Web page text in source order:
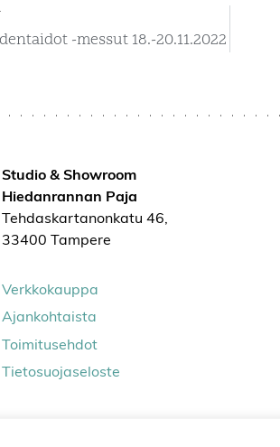
-messut 18.-20.11.2022
Studio & Showroom
Hiedanrannan Paja
Tehdaskartanonkatu 46,
33400 Tampere
Verkkokauppa
Ajankohtaista
Toimitusehdot
Tietosuojaseloste